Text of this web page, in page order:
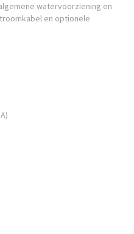
watervoorziening en
en optionele